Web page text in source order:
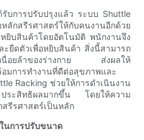
บการปรับปรุงแล้ว ระบบ Shuttle
ลักสรีรศาสตร์ให้กับคนงานอีกด้วย
ยิบสินค้าโดยอัตโนมัติ พนักงานจึง
ะยืดตัวเพื่อหยิบสินค้า สิ่งนี้สามารถ
หนื่อยล้าของร่างกาย ส่งผลให้
มการทำงานที่ดีต่อสุขภาพและ
Racking ช่วยให้การดำเนินงาน
ประสิทธิผลมากขึ้น โดยให้ความ
รีรศาสตร์เป็นหลัก
นการปรับขนาด